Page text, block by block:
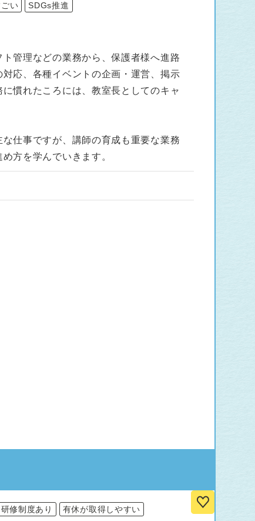
い SDGs推進
管理などの業務から、保護者様へ進路
応、各種イベントの企画・運営、掲示
慣れたころには、教室長としてのキャ
仕事ですが、講師の育成も重要な業務
方を学んでいきます。
研修制度あり
有休が取得しやすい